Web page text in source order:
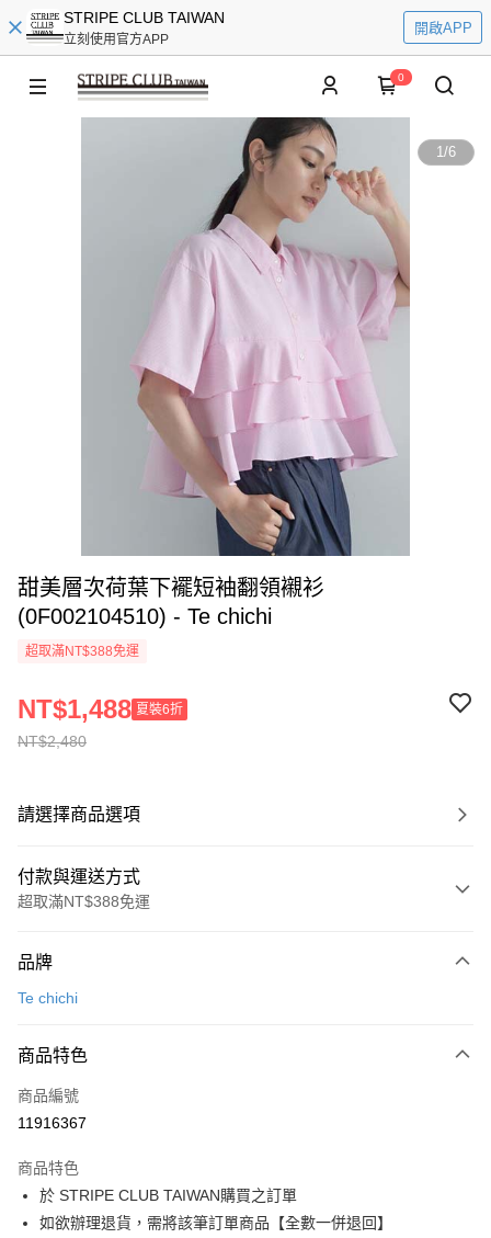
STRIPE CLUB TAIWAN
立刻使用官方APP
開啟APP
0
1/6
甜美層次荷葉下襬短袖翻領襯衫
(0F002104510) - Te chichi
超取滿NT$388免運
NT$2,480
NT$1,488 夏裝6折
請選擇商品選項
付款與運送方式
超取滿NT$388免運
信用卡一次付款
3 期 0 利率 每期
合作金庫商業銀行
上海商業儲蓄銀行
臺灣中小企業銀行
匯豐（台灣）商業銀行
華泰商業銀行
聯邦商業銀行
遠東國際商業銀行
超商取貨付款
LINE Pay
Apple Pay
街口支付
品牌
Te chichi
商品特色
商品編號
11916367
商品特色
於 STRIPE CLUB TAIWAN購買之訂單
如欲辦理退貨，需將該筆訂單商品【全數一併退回】